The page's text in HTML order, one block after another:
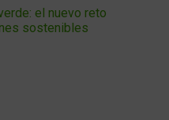
el nuevo reto
sostenibles